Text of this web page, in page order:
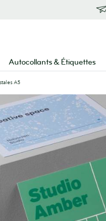
Autocollants & Étiquettes
A5